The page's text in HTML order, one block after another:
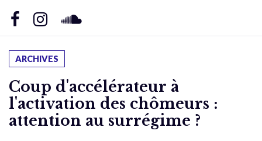
ARCHIVES
Coup d'accélérateur à
l'activation des chômeurs :
attention au surrégime ?